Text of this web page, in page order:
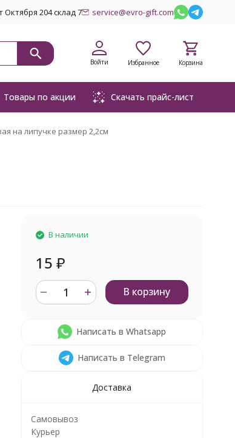
Октября 204 склад 7 service@evro-gift.com
Войти Избранное Корзина
Товары по акции Скачать прайс-лист
на липучке размер 2,2см
В наличии
15 ₽
В корзину
Написать в Whatsapp
Написать в Telegram
Доставка
Самовывоз
Курьер